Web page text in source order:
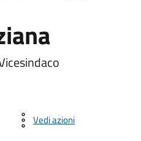
Vedi azioni